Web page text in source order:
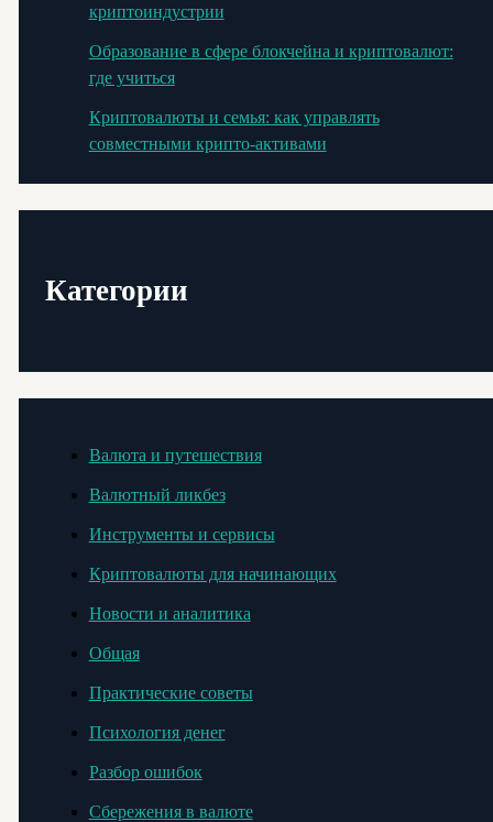
криптоиндустрии
Образование в сфере блокчейна и криптовалют:
где учиться
Криптовалюты и семья: как управлять
совместными крипто-активами
Категории
Валюта и путешествия
Валютный ликбез
Инструменты и сервисы
Криптовалюты для начинающих
Новости и аналитика
Общая
Практические советы
Психология денег
Разбор ошибок
Сбережения в валюте